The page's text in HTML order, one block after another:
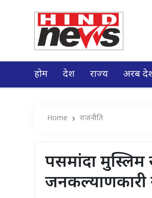
होम देश राज्य अरब
Home राजनीति
पसमांदा मुस्लिम
जनकल्याणकारी